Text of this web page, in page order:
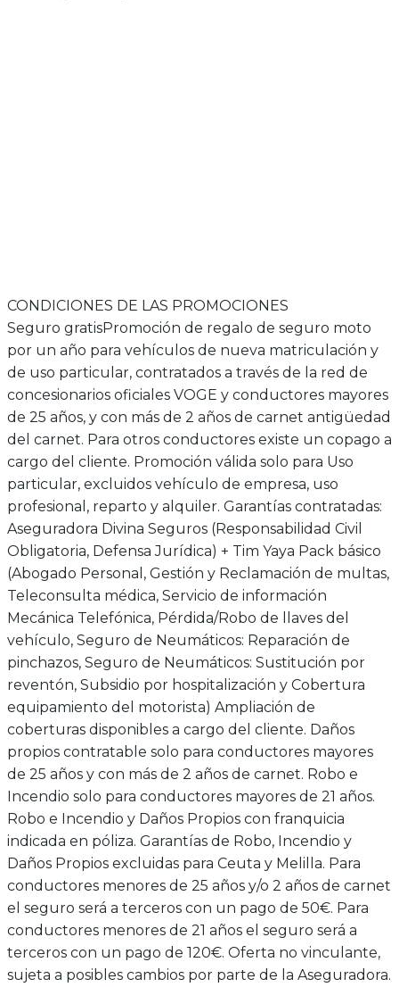
CONDICIONES DE LAS PROMOCIONES
Seguro gratisPromoción de regalo de seguro moto
por un año para vehículos de nueva matriculación y
de uso particular, contratados a través de la red de
concesionarios oficiales VOGE y conductores mayores
de 25 años, y con más de 2 años de carnet antigüedad
del carnet. Para otros conductores existe un copago a
cargo del cliente. Promoción válida solo para Uso
particular, excluidos vehículo de empresa, uso
profesional, reparto y alquiler. Garantías contratadas:
Aseguradora Divina Seguros (Responsabilidad Civil
Obligatoria, Defensa Jurídica) + Tim Yaya Pack básico
(Abogado Personal, Gestión y Reclamación de multas,
Teleconsulta médica, Servicio de información
Mecánica Telefónica, Pérdida/Robo de llaves del
vehículo, Seguro de Neumáticos: Reparación de
pinchazos, Seguro de Neumáticos: Sustitución por
reventón, Subsidio por hospitalización y Cobertura
equipamiento del motorista) Ampliación de
coberturas disponibles a cargo del cliente. Daños
propios contratable solo para conductores mayores
de 25 años y con más de 2 años de carnet. Robo e
Incendio solo para conductores mayores de 21 años.
Robo e Incendio y Daños Propios con franquicia
indicada en póliza. Garantías de Robo, Incendio y
Daños Propios excluidas para Ceuta y Melilla. Para
conductores menores de 25 años y/o 2 años de carnet
el seguro será a terceros con un pago de 50€. Para
conductores menores de 21 años el seguro será a
terceros con un pago de 120€. Oferta no vinculante,
sujeta a posibles cambios por parte de la Aseguradora.